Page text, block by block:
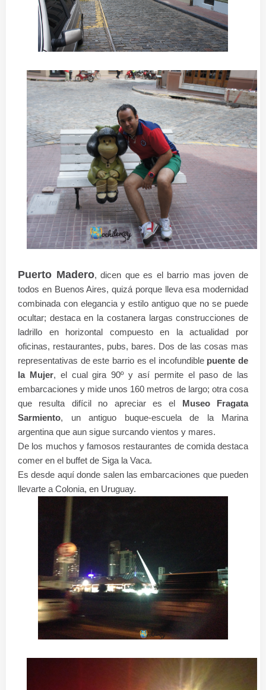
Puerto Madero, dicen que es el barrio mas joven de
todos en Buenos Aires, quizá porque lleva esa modernidad
combinada con elegancia y estilo antiguo que no se puede
ocultar; destaca en la costanera largas construcciones de
ladrillo en horizontal compuesto en la actualidad por
oficinas, restaurantes, pubs, bares. Dos de las cosas mas
representativas de este barrio es el incofundible puente de
la Mujer, el cual gira 90º y así permite el paso de las
embarcaciones y mide unos 160 metros de largo; otra cosa
que resulta difícil no apreciar es el Museo Fragata
Sarmiento, un antiguo buque-escuela de la Marina
argentina que aun sigue surcando vientos y mares.
De los muchos y famosos restaurantes de comida destaca
comer en el buffet de Siga la Vaca.
Es desde aquí donde salen las embarcaciones que pueden
llevarte a Colonia, en Uruguay.